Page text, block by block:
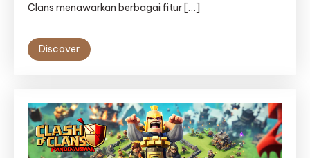
Clans menawarkan berbagai fitur […]
Discover